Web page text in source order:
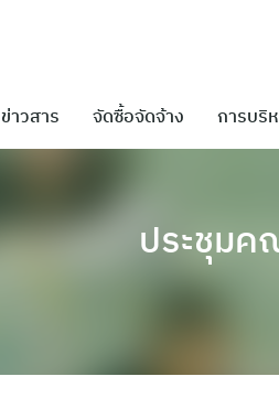
ข่าวสาร จัดซื้อจัดจ้าง การบริ
ประชุมค